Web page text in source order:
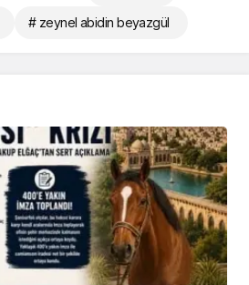
# zeynel abidin beyazgül